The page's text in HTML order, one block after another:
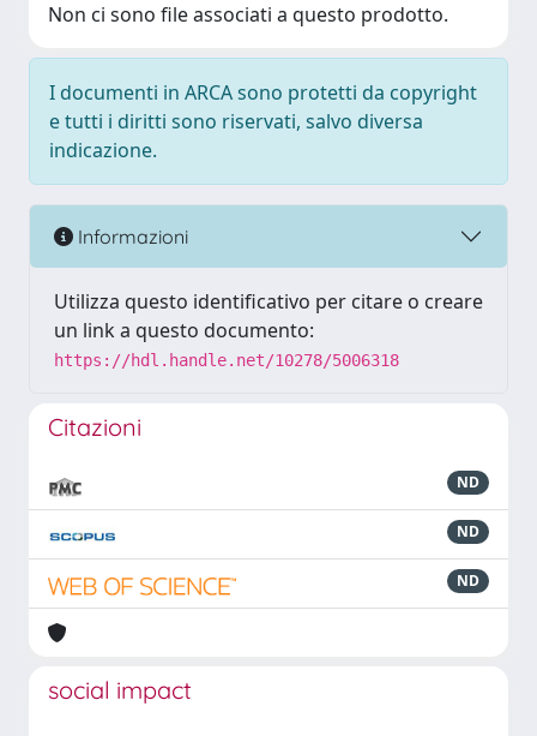
Non ci sono file associati a questo prodotto.
I documenti in ARCA sono protetti da copyright
e tutti i diritti sono riservati, salvo diversa
indicazione.
Informazioni
Utilizza questo identificativo per citare o creare
un link a questo documento:
https://hdl.handle.net/10278/5006318
Citazioni
ND
ND
ND
social impact